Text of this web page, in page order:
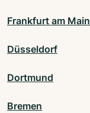
Frankfurt am Main
Düsseldorf
Dortmund
Bremen